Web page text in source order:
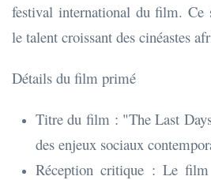
festival international du film. Ce
le talent croissant des cinéastes
Détails du film primé
Titre du film : "The Last
des enjeux sociaux
Réception critique : Le